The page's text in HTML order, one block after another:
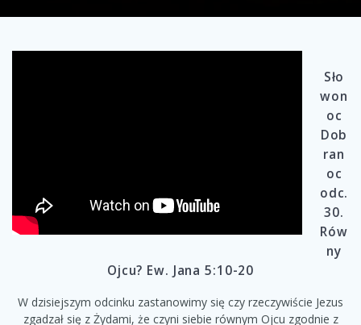
Sło
won
oc
Dob
ran
oc
odc.
30.
Rów
ny
Ojcu? Ew. Jana 5:10-20
W dzisiejszym odcinku zastanowimy się czy rzeczywiście Jezus
zgadzał się z Żydami, że czyni siebie równym Ojcu zgodnie z